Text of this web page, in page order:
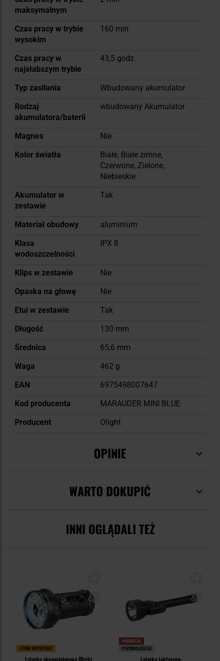
maksymalnym
Czas pracy w trybie
wysokim
160 min
Czas pracy w
najsłabszym trybie
43,5 godz.
Typ zasilania
Wbudowany akumulator
Rodzaj
akumulatora/baterii
wbudowany Akumulator
Magnes
Nie
Kolor światła
Białe, Białe zimne,
Czerwone, Zielone,
Niebieskie
Akumulator w
zestawie
Tak
Materiał obudowy
aluminium
Klasa
wodoszczelności
IPX 8
Klips w zestawie
Nie
Opaska na głowę
Nie
Etui w zestawie
Tak
Długość
130 mm
Średnica
65,6 mm
Waga
462 g
EAN
6975498007647
Kod producenta
MARAUDER MINI BLUE
Producent
Olight
OPINIE
WARTO DOKUPIĆ
INNI OGLĄDALI TEŻ
LETNIA WYPRZEDAŻ
Latarka akumulatorowa Olight
PROMOCJA
PERSONALIZACJA
Latarka taktyczno-